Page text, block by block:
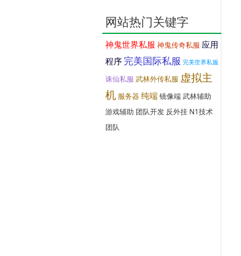
网站热门关键字
神鬼世界私服 神鬼传奇私服 应用
程序 完美国际私服 完美世界私服
诛仙私服 武林外传私服 虚拟主
机 服务器纯端镜像端武林辅助
游戏辅助 团队开发 反外挂 N1技术
团队